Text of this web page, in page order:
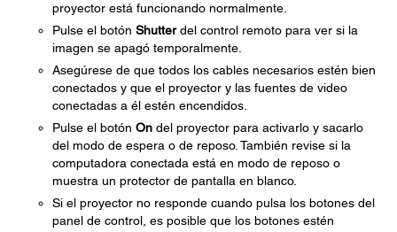
proyector está funcionando normalmente.
Pulse el botón Shutterdel control remoto para ver si la
imagen se apagó temporalmente.
Asegúrese de que todos los cables necesarios estén bien
conectados y que el proyector y las fuentes de video
conectadas a él estén encendidos.
Pulse el botón On del proyector para activarlo y sacarlo
del modo de espera o de reposo. También revise si la
computadora conectada está en modo de reposo o
muestra un protector de pantalla en blanco.
Si el proyector no responde cuando pulsa los botones del
panel de control, es posible que los botones estén